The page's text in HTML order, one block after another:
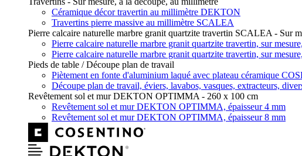
Céramique décor travertin au millimètre DEKTON
Travertins pierre massive au millimètre SCALEA
Pierre calcaire naturelle marbre granit quartzite travertin SCALEA - Sur
Pierre calcaire naturelle marbre granit quartzite travertin, sur
Pierre calcaire naturelle marbre granit quartzite travertin, sur
Pieds de table / Découpe plan de travail
Piètement en fonte d'aluminium laqué avec plateau céramique
Découpe plan de travail, éviers, lavabos, vasques, extracteurs,
Revêtement sol et mur DEKTON OPTIMMA - 260 x 100 cm
Revêtement sol et mur DEKTON OPTIMMA, épaisseur 4 mm
Revêtement sol et mur DEKTON OPTIMMA, épaisseur 8 mm